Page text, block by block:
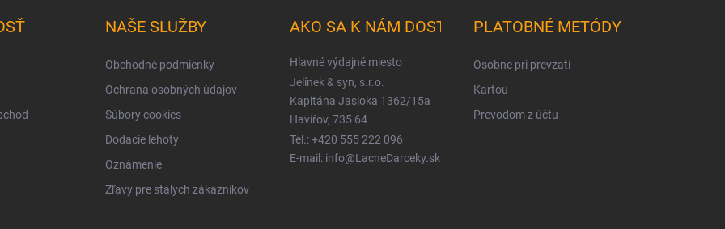
NAŠE SLUŽBY
Obchodné podmienky
Ochrana osobných údajov
Súbory cookies
Dodacie lehoty
Oznámenie
Zľavy pre stálych zákazníkov
AKO SA K NÁM DOSTANETE
Hlavné výdajné miesto
Jelínek & syn, s.r.o.
Kapitána Jasioka 1362/15a
Havířov, 735 64
Tel.: +420 555 222 096
E-mail: info@LacneDarceky.sk
PLATOBNÉ METÓDY
Osobne pri prevzatí
Kartou
Prevodom z účtu